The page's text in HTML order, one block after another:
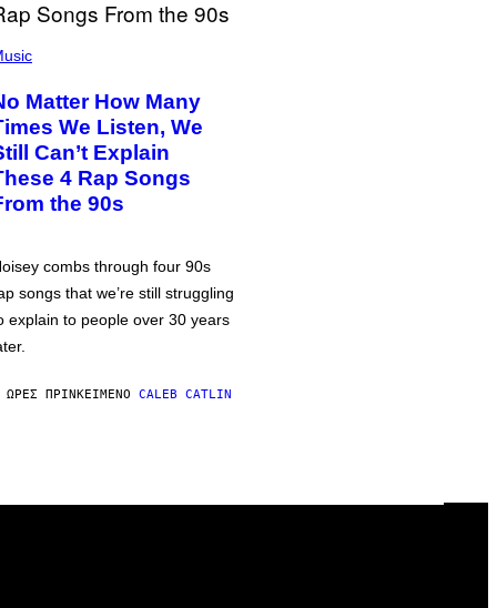
Matter How Many
We Listen, We
Can’t Explain
4 Rap Songs
the 90s
combs through four 90s
songs that we’re still struggling
explain to people over 30 years
ΏΡΕΣ ΠΡΙΝΚΕΊΜΕΝΟ CALEB CATLIN